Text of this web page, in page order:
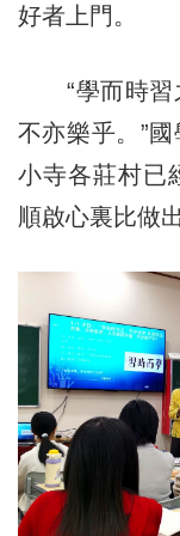
好者上門。
“學而時習
不亦樂乎。”
小寺各莊村已
順啟心裏比做